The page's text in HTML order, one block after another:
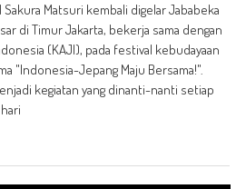
Matsuri kembali digelar Jababeka
di Timur Jakarta, bekerja sama dengan
(KAJI), pada festival kebudayaan
"Indonesia-Jepang Maju Bersama!".
kegiatan yang dinanti-nanti setiap